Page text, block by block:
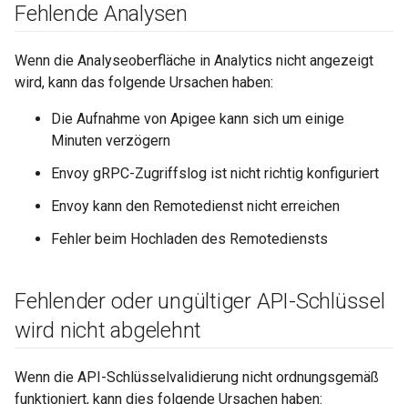
Fehlende Analysen
Wenn die Analyseoberfläche in Analytics nicht angezeigt
wird, kann das folgende Ursachen haben:
Die Aufnahme von Apigee kann sich um einige
Minuten verzögern
Envoy gRPC-Zugriffslog ist nicht richtig konfiguriert
Envoy kann den Remotedienst nicht erreichen
Fehler beim Hochladen des Remotediensts
Fehlender oder ungültiger API-Schlüssel
wird nicht abgelehnt
Wenn die API-Schlüsselvalidierung nicht ordnungsgemäß
funktioniert, kann dies folgende Ursachen haben: